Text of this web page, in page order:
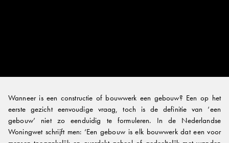
Wanneer is een constructie of bouwwerk een gebouw? Een op het
eerste gezicht eenvoudige vraag, toch is de definitie van ‘een
gebouw’ niet zo eenduidig te formuleren. In de Nederlandse
Woningwet schrijft men: ‘Een gebouw is elk bouwwerk dat een voor